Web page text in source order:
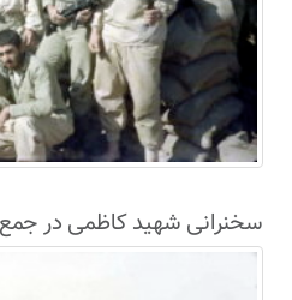
سخنرانی شهید کاظمی در جمع